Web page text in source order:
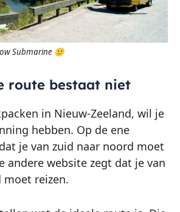
Submarine 🙂
route bestaat niet
in Nieuw-Zeeland, wil je
hebben. Op de ene
je van zuid naar noord moet
andere website zegt dat je van
moet reizen.